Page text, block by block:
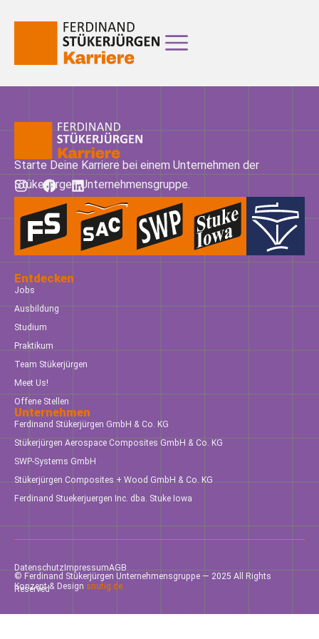
Starte Deine Karriere bei einem Unternehmen der
Stükerjürgen Unternehmensgruppe.
Entdecken
Jobs
Ausbildung
Studium
Praktikum
Team Stükerjürgen
Meet Us!
Offene Stellen
Unternehmen
Ferdinand Stükerjürgen GmbH & Co. KG
Stükerjürgen Aerospace Composites GmbH & Co. KG
SWP-Systems GmbH
Stükerjürgen Composites + Wood GmbH & Co. KG
Ferdinand Stuekerjuergen Inc. dba. Stuke Iowa
DatenschutzImpressumAGB
© Ferdinand Stükerjürgen Unternehmensgruppe — 2025 All Rights
Reserved
Konzept & Design snutig.de